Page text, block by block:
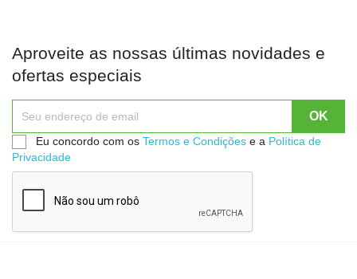
Aproveite as nossas últimas novidades e
ofertas especiais
Eu concordo com os Termos e Condições e a Política de
Privacidade